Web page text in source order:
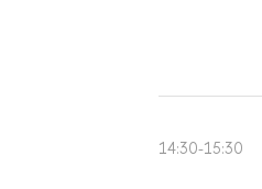
14:30-15:30